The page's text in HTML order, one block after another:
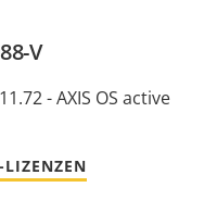
V
- AXIS OS active
LIZENZEN